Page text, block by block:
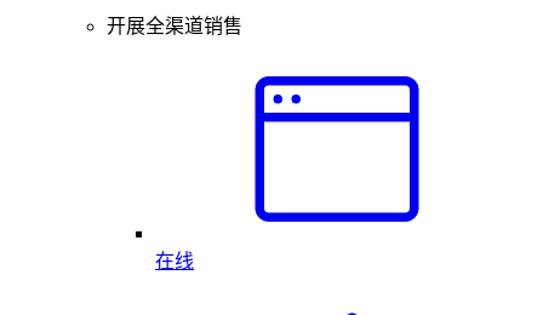
开展全渠道销售
在线